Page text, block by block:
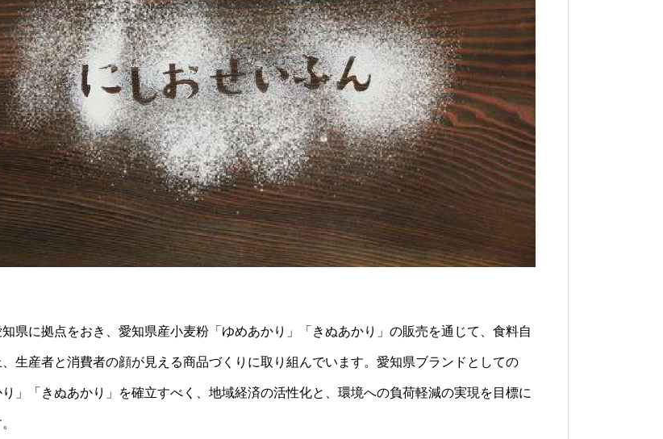
県に拠点をおき、愛知県産小麦粉「ゆめあかり」「きぬあかり」の販売を通じて、食料自
生産者と消費者の顔が見える商品づくりに取り組んでいます。愛知県ブランドとしての
り」「きぬあかり」を確立すべく、地域経済の活性化と、環境への負荷軽減の実現を目標に
年】GW休業のお知らせ
【2026/夏季休業のお知らせ】休
業期間・発送スケジュールのご
案内